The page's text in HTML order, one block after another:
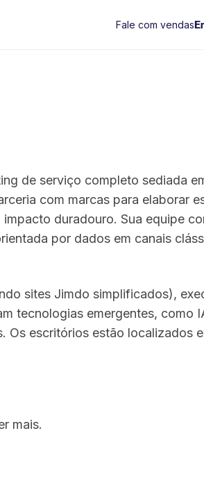
Fale com vendas
de serviço completo sediada
com marcas para elaborar
duradouro. Sua equipe
por dados em canais
sites Jimdo simplificados),
tecnologias emergentes, como
Os escritórios estão localizados
mais.